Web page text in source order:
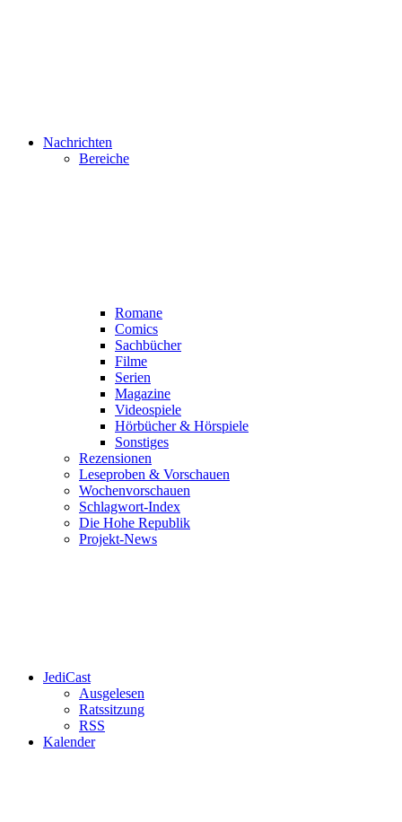
Nachrichten
Bereiche
Romane
Comics
Sachbücher
Filme
Serien
Magazine
Videospiele
Hörbücher & Hörspiele
Sonstiges
Rezensionen
Leseproben & Vorschauen
Wochenvorschauen
Schlagwort-Index
Die Hohe Republik
Projekt-News
JediCast
Ausgelesen
Ratssitzung
RSS
Kalender